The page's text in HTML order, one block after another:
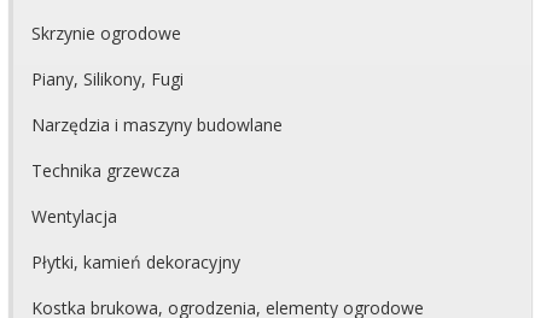
Skrzynie ogrodowe
Piany, Silikony, Fugi
Narzędzia i maszyny budowlane
Technika grzewcza
Wentylacja
Płytki, kamień dekoracyjny
Kostka brukowa, ogrodzenia, elementy ogrodowe